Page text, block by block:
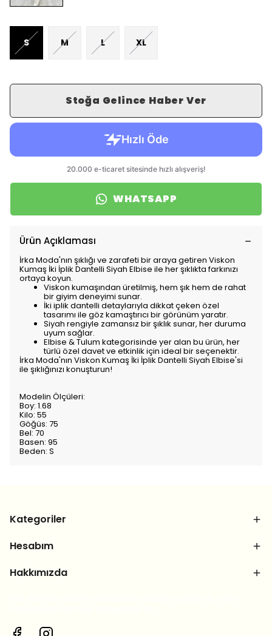
S M L XL
Stoğa Gelince Haber Ver
WHATSAPP
Ürün Açıklaması
İrka Moda'nın şıklığı ve zarafeti bir araya getiren Viskon
Kumaş İki İplik Dantelli Siyah Elbise ile her şıklıkta farkınızı
ortaya koyun.
Viskon kumaşından üretilmiş, hem şık hem de rahat
bir giyim deneyimi sunar.
İki iplik dantelli detaylarıyla dikkat çeken özel
tasarımı ile göz kamaştırıcı bir görünüm yaratır.
Siyah rengiyle zamansız bir şıklık sunar, her duruma
uyum sağlar.
Elbise & Tulum kategorisinde yer alan bu ürün, her
türlü özel davet ve etkinlik için ideal bir seçenektir.
İrka Moda'nın Viskon Kumaş İki İplik Dantelli Siyah Elbise'si
ile şıklığınızı konuşturun!
Modelin Ölçüleri:
Boy: 1.68
Kilo: 55
Göğüs: 75
Bel: 70
Basen: 95
Beden: S
Kategoriler
Hesabım
Hakkımızda